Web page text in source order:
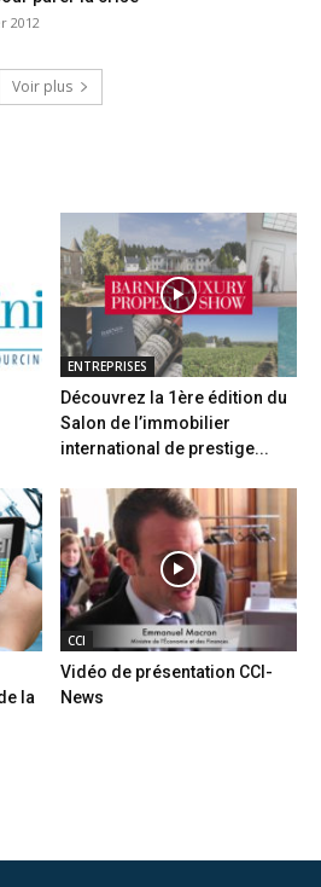
2012
Voir plus
ENTREPRISES
Découvrez la 1ère édition du
Salon de l’immobilier
international de prestige...
la
CCI
Vidéo de présentation CCI-
News